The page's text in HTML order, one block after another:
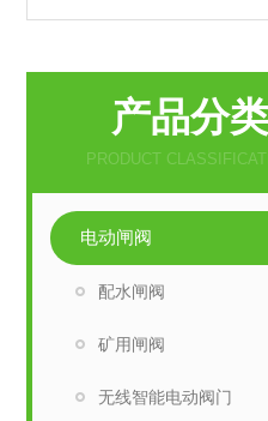
产品分类
PRODUCT
电动闸阀
配水闸阀
矿用闸阀
无线智能电动阀门